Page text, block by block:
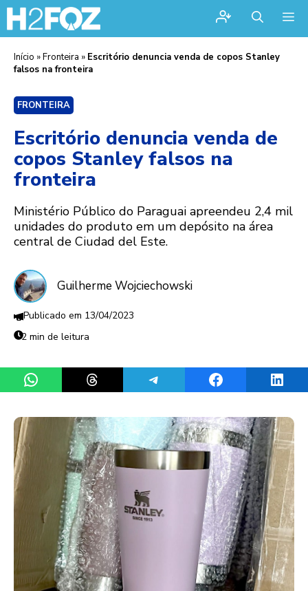
Início »Fronteira » Escritório denuncia venda de copos Stanley
falsos na fronteira
FRONTEIRA
Escritório denuncia venda de
copos Stanley falsos na
fronteira
Ministério Público do Paraguai apreendeu 2,4 mil
unidades do produto em um depósito na área
central de Ciudad del Este.
Guilherme Wojciechowski
13/04/2023
2 min de leitura
Share on WhatsAppShare on ThreadsShare on TelegramShare on Facebook